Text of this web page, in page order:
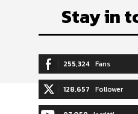
Stay in
255,324 Fans
128,657 Follower